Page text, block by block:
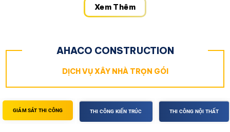
Xem Thêm
AHACO CONSTRUCTION
DỊCH VỤ XÂY NHÀ TRỌN GÓI
GIÁM SÁT THI CÔNG THI CÔNG KIẾN TRÚC THI CÔNG NỘI THẤT